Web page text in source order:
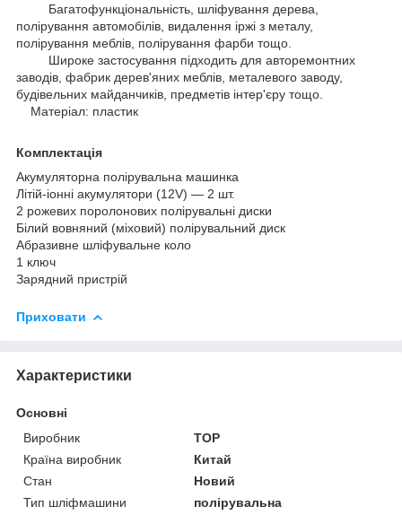
Багатофункціональність, шліфування дерева,
полірування автомобілів, видалення іржі з металу,
полірування меблів, полірування фарби тощо.
Широке застосування підходить для авторемонтних
заводів, фабрик дерев'яних меблів, металевого заводу,
будівельних майданчиків, предметів інтер'єру тощо.
Матеріал: пластик
Комплектація
Акумуляторна полірувальна машинка
Літій-іонні акумулятори (12V) — 2 шт.
2 рожевих поролонових полірувальні диски
Білий вовняний (міховий) полірувальний диск
Абразивне шліфувальне коло
1 ключ
Зарядний пристрій
Приховати
Характеристики
Основні
Виробник
TOP
Країна виробник
Китай
Стан
Новий
Тип шліфмашини
полірувальна